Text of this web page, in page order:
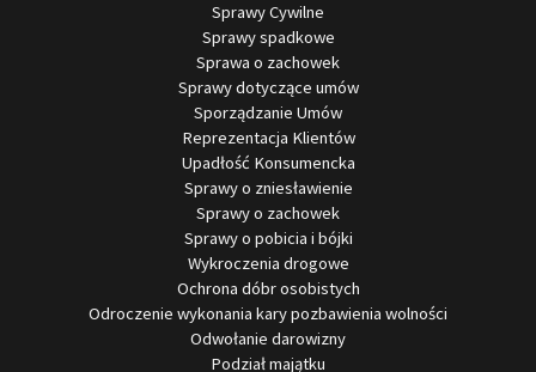
Sprawy Cywilne
Sprawy spadkowe
Sprawa o zachowek
Sprawy dotyczące umów
Sporządzanie Umów
Reprezentacja Klientów
Upadłość Konsumencka
Sprawy o zniesławienie
Sprawy o zachowek
Sprawy o pobicia i bójki
Wykroczenia drogowe
Ochrona dóbr osobistych
Odroczenie wykonania kary pozbawienia wolności
Odwołanie darowizny
Podział majątku